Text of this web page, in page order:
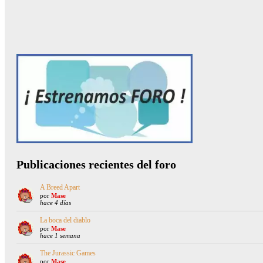
Publicaciones recientes del foro
A Breed Apart
por Mase
hace 4 días
La boca del diablo
por Mase
hace 1 semana
The Jurassic Games
por Mase